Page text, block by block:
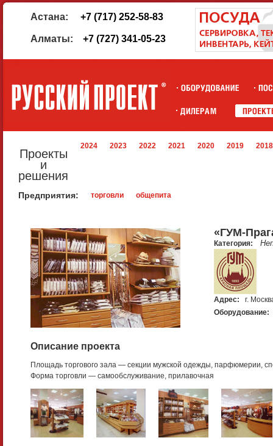
Астана: +7 (717) 252-58-83
Алматы: +7 (727) 341-05-23
Проекты
и
решения
2024 2023 2022 2021 2020 2019 2018
Предприятия: торговли общепита
«ГУМ-
Категория:
Адрес:
г.
Оборудование:
Описание проекта
Площадь торгового зала — секции мужской одежды, парфюмерии,
Форма торговли — самообслуживание, прилавочная